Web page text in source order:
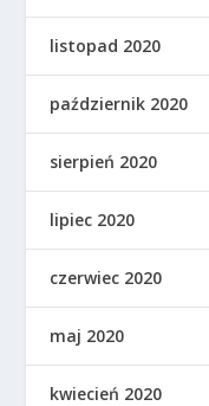
listopad 2020
październik 2020
sierpień 2020
lipiec 2020
czerwiec 2020
maj 2020
kwiecień 2020